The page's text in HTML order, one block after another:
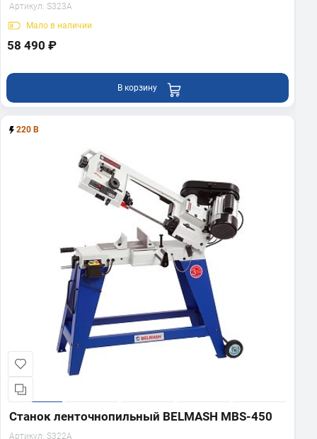
Артикул: S323A
Мало в наличии
58 490 ₽
В корзину
220 В
Станок ленточнопильный BELMASH MBS-450
Артикул: S322A